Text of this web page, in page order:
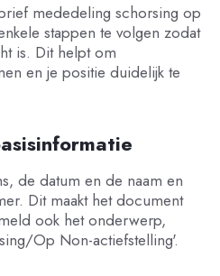
mededeling schorsing op
stappen te volgen zodat
is. Dit helpt om
en je positie duidelijk te
de datum en de naam en
Dit maakt het document
ook het onderwerp,
Op Non-actiefstelling'.